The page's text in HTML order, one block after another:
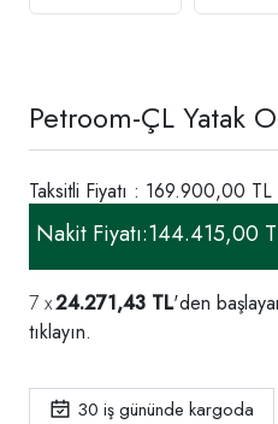
Petroom-ÇL Yatak
Taksitli Fiyatı : 169.900,00 TL
Nakit Fiyatı:144.415,00
24.271,43 TL'den
tıklayın.
30 iş gününde kargoda